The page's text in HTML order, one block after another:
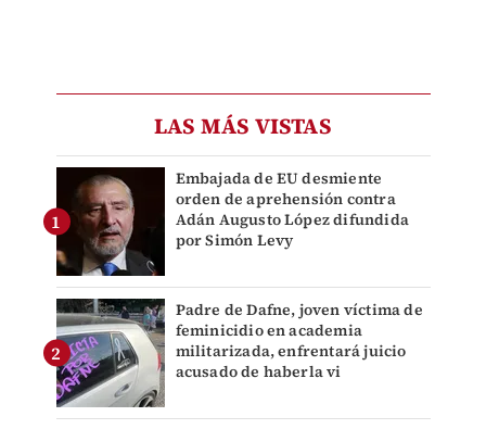
LAS MÁS VISTAS
Embajada de EU desmiente
orden de aprehensión contra
Adán Augusto López difundida
por Simón Levy
Padre de Dafne, joven víctima de
feminicidio en academia
militarizada, enfrentará juicio
acusado de haberla vi